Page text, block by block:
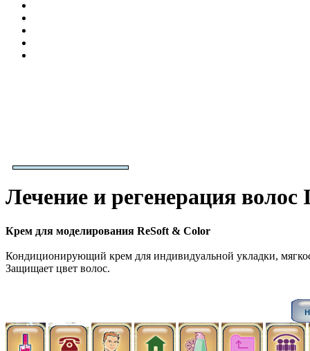
Лечение и регенерация
Крем для моделирования ReSoft & Color
Кондиционирующий крем для индивидуальной укладки,
Защищает цвет волос.